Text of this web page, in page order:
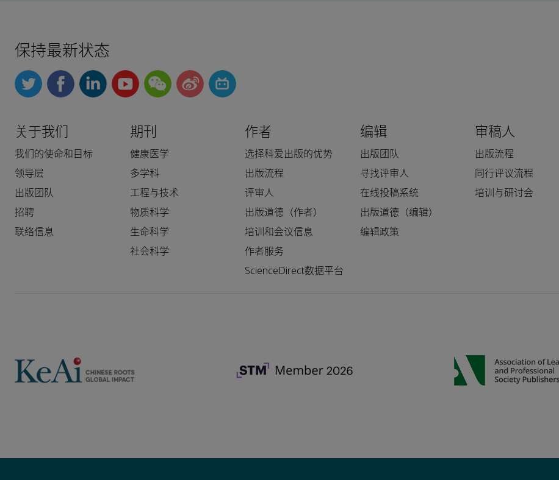
保持最新状态
关于我们
我们的使命和目标
领导层
出版团队
招聘
联络信息
期刊
健康医学
多学科
工程与技术
物质科学
生命科学
社会科学
作者
选择科爱出版的优势
出版流程
评审人
出版道德（作者）
培训和会议信息
作者服务
ScienceDirect数据平台
编辑
出版团队
寻找评审人
在线投稿系统
出版道德（编辑）
编辑政策
审稿人
出版流程
同行评议流程
培训与研讨会